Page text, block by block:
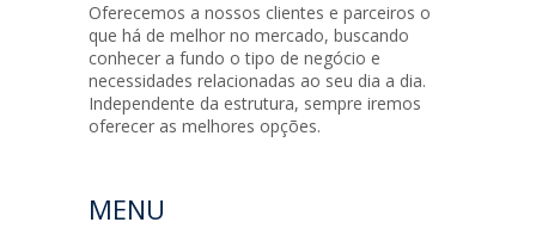
Oferecemos a nossos clientes e parceiros o
que há de melhor no mercado, buscando
conhecer a fundo o tipo de negócio e
necessidades relacionadas ao seu dia a dia.
Independente da estrutura, sempre iremos
oferecer as melhores opções.
MENU